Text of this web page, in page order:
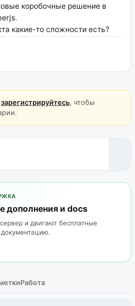
коробочные решение в
какие-то сложности есть?
зарегистрируйтесь, чтобы
дополнения и docs
и двигают бесплатные
Работа